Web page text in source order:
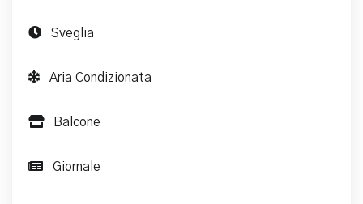
Sveglia
Aria Condizionata
Balcone
Giornale